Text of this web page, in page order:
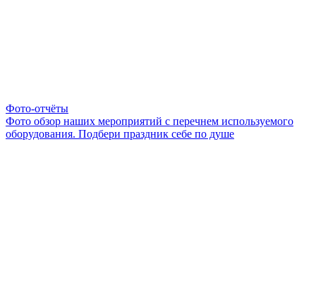
Фото-отчёты
Фото обзор наших мероприятий с перечнем используемого
оборудования. Подбери праздник себе по душе